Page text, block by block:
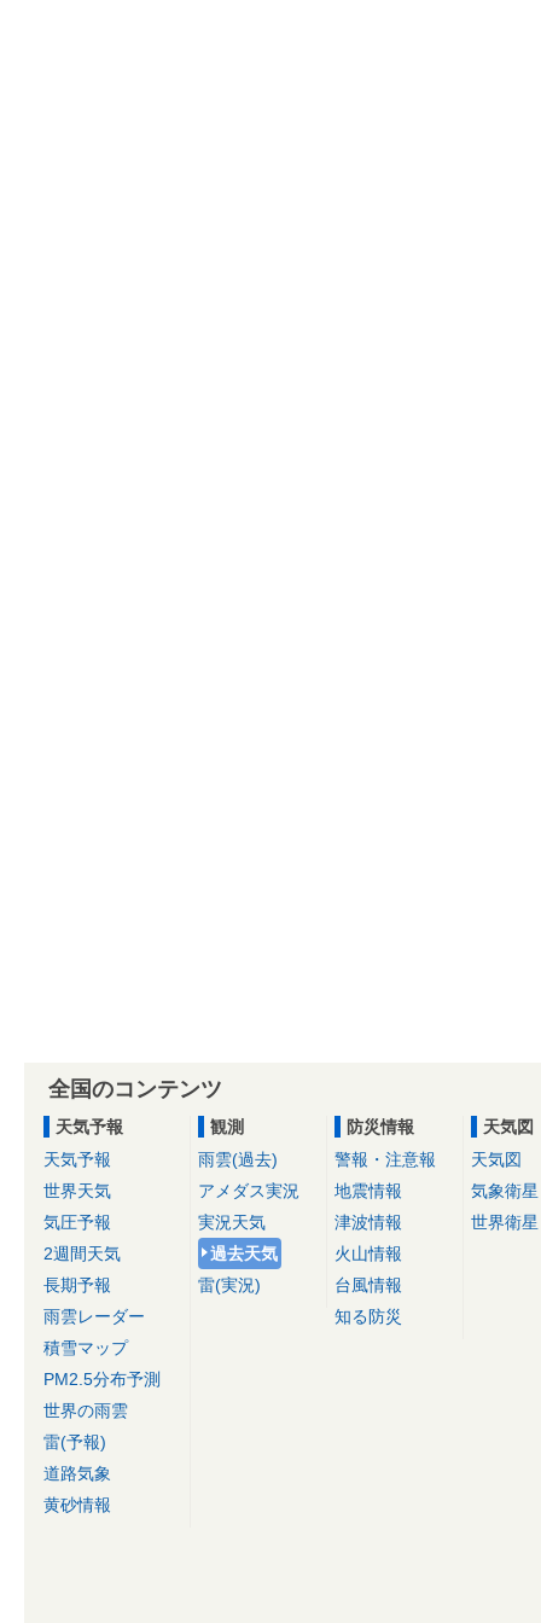
全国のコンテンツ
天気予報
天気予報
世界天気
気圧予報
2週間天気
長期予報
雨雲レーダー
積雪マップ
PM2.5分布予測
世界の雨雲
雷(予報)
道路気象
黄砂情報
観測
雨雲(過去)
アメダス実況
実況天気
過去天気
雷(実況)
防災情報
警報・注意報
地震情報
津波情報
火山情報
台風情報
知る防災
天気図
天気図
気象衛星
世界衛星